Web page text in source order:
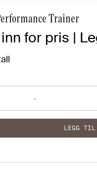
Trainer
for pris |
LEGG TIL